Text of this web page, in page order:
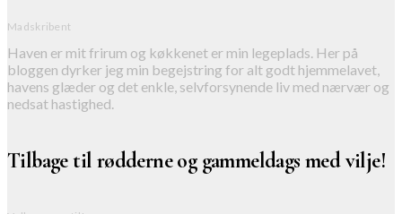
Madskribent
Haven er mit frirum og køkkenet er min legeplads. Her på
bloggen dyrker jeg min begejstring for alt godt hjemmelavet,
havens glæder og det enkle, selvforsynende liv med nærvær og
nedsat hastighed.
Tilbage til rødderne og gammeldags med vilje!